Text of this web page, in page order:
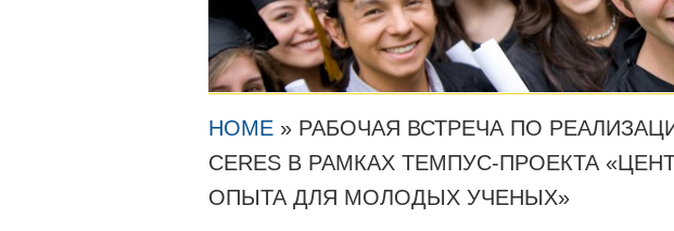
HOME » РАБОЧАЯ ВСТРЕЧА ПО
CERES В РАМКАХ ТЕМПУС-ПРОЕКТА
ОПЫТА ДЛЯ МОЛОДЫХ УЧЕНЫХ»